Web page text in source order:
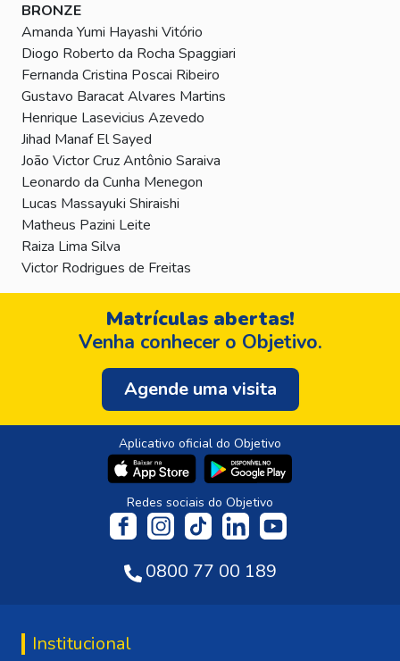
BRONZE
Amanda Yumi Hayashi Vitório
Diogo Roberto da Rocha Spaggiari
Fernanda Cristina Poscai Ribeiro
Gustavo Baracat Alvares Martins
Henrique Lasevicius Azevedo
Jihad Manaf El Sayed
João Victor Cruz Antônio Saraiva
Leonardo da Cunha Menegon
Lucas Massayuki Shiraishi
Matheus Pazini Leite
Raiza Lima Silva
Victor Rodrigues de Freitas
Matrículas abertas!
Venha conhecer o Objetivo.
Agende uma visita
Aplicativo oficial do Objetivo
Redes sociais do Objetivo
0800 77 00 189
Institucional